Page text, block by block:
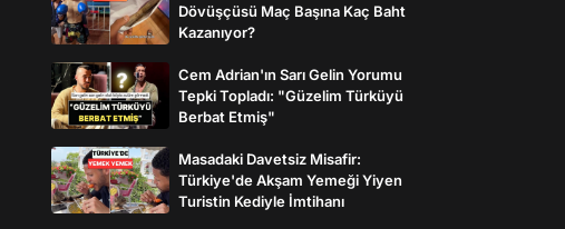
Dövüşçüsü Maç Başına Kaç Baht
Kazanıyor?
Cem Adrian'ın Sarı Gelin Yorumu
Tepki Topladı: "Güzelim Türküyü
Berbat Etmiş"
Masadaki Davetsiz Misafir:
Türkiye'de Akşam Yemeği Yiyen
Turistin Kediyle İmtihanı